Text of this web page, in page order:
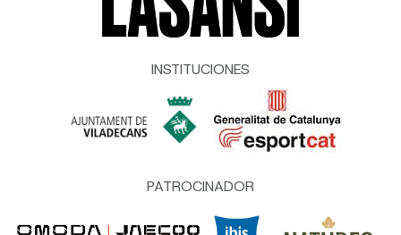
INSTITUCIONES
PATROCINADOR